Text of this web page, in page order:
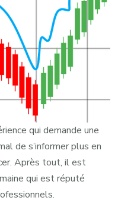
qui demande une
de s’informer plus en
Après tout, il est
qui est réputé